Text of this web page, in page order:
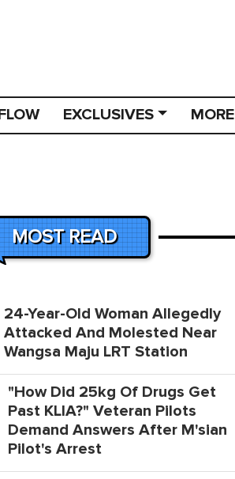
EXCLUSIVES MORE
MOST READ
24-Year-Old Woman Allegedly
Attacked And Molested Near
Wangsa Maju LRT Station
"How Did 25kg Of Drugs Get
Past KLIA?" Veteran Pilots
Demand Answers After M'sian
Pilot's Arrest